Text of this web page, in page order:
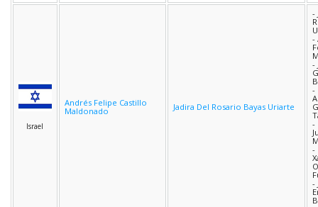
Israel
Andrés Felipe Castillo
Maldonado
Jadira Del Rosario Bayas Uriarte
-
-
-
-
-
-
-